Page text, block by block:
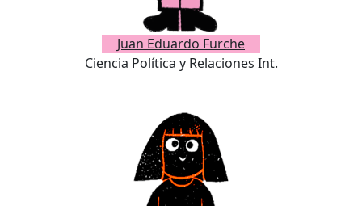
Juan Eduardo Furche
Ciencia Política y Relaciones Int.